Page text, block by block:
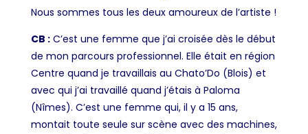
Nous sommes tous les deux amoureux de l’artiste !
CB :C’est une femme que j’ai croisée dès le début
de mon parcours professionnel. Elle était en région
Centre quand je travaillais au Chato’Do (Blois) et
avec qui j’ai travaillé quand j’étais à Paloma
(Nîmes). C’est une femme qui, il y a 15 ans,
montait toute seule sur scène avec des machines,